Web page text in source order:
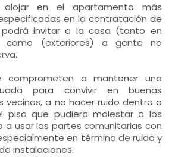
= 2 (190x180 cm.)
en el apartamento más
en la contratación de
invitar a la casa (tanto en
como (exteriores) a gente no
comprometen a mantener una
para convivir en buenas
vecinos, a no hacer ruido dentro o
piso que pudiera molestar a los
a usar las partes comunitarias con
en término de ruido y
instalaciones.